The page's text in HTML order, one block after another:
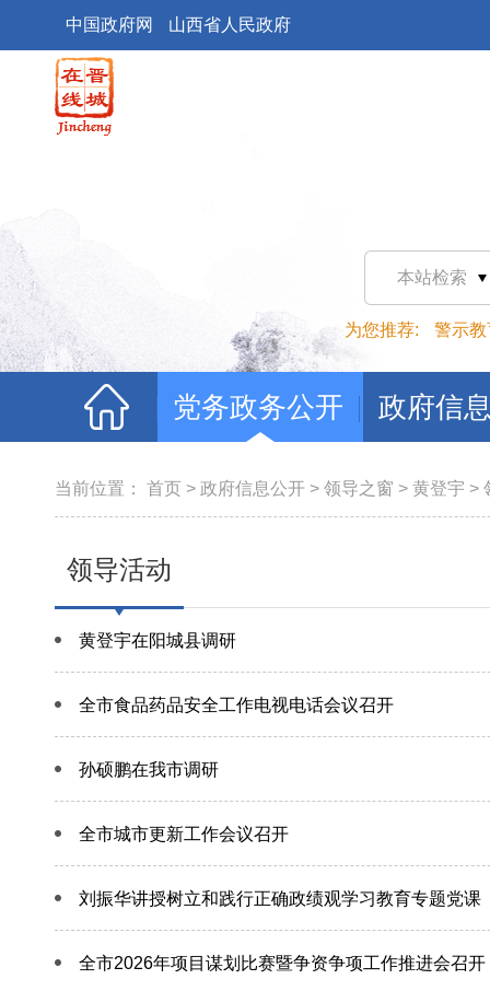
中国政府网 山西省人民政府
本站检索
为您推荐: 警示教
党务政务公开 政府信
当前位置： 首页 > 政府信息公开 > 领导之窗 > 黄登宇 >
领导活动
黄登宇在阳城县调研
全市食品药品安全工作电视电话会议召开
孙硕鹏在我市调研
全市城市更新工作会议召开
刘振华讲授树立和践行正确政绩观学习教育专题党课
全市2026年项目谋划比赛暨争资争项工作推进会召开